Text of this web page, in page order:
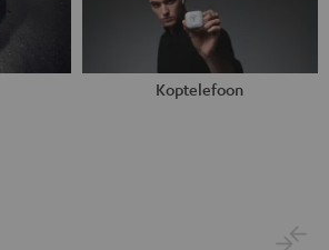
Koptelefoon